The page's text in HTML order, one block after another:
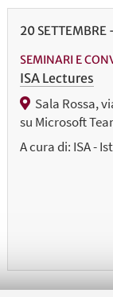
20 SETTEMBRE
SEMINARI E
ISA Lectures
Sala Rossa,
su Microsoft
A cura di: ISA -